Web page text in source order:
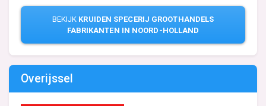
BEKIJK KRUIDEN SPECERIJ GROOTHANDELS
FABRIKANTEN IN NOORD-HOLLAND
Overijssel